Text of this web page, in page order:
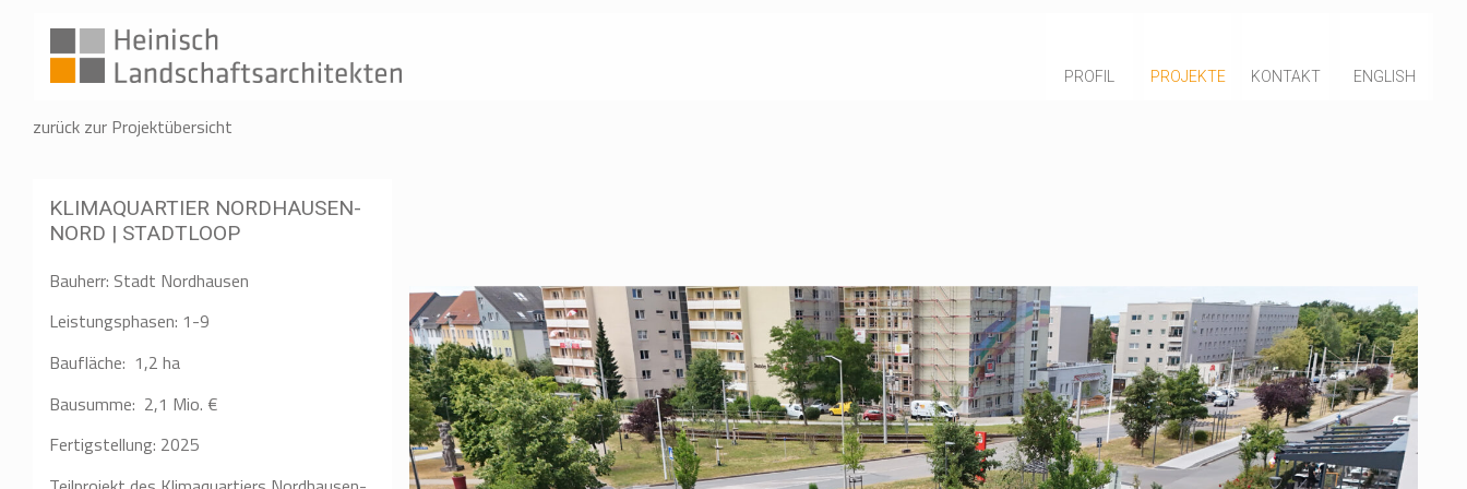
content
PROFIL PROJEKTE KONTAKT ENGLISH
zurück zur Projektübersicht
KLIMAQUARTIER NORDHAUSEN-
NORD | STADTLOOP
Bauherr: Stadt Nordhausen
Leistungsphasen: 1-9
Baufläche: 1,2 ha
Bausumme: 2,1 Mio. €
Fertigstellung: 2025